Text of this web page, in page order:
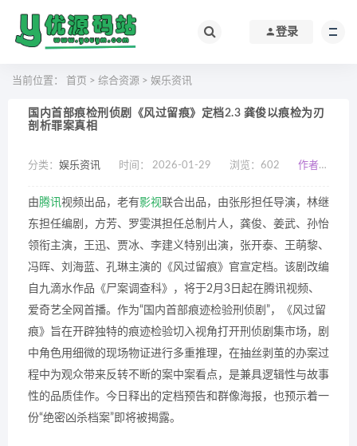
登录
当前位置： 首页 > 综合资源 > 娱乐资讯
国内首部痕检刑侦剧《风过留痕》定档2.3 龚俊以痕检为刃
剖析罪案真相
分类： 娱乐资讯 时间： 2026-01-29 浏览： 602 作者：小编
由腾讯视频出品，老有 影视联合出品，由张彤担任导演，林继
东担任编剧，方芳、罗雯淇担任总制片人，龚俊、姜武、孙怡
领衔主演，王迅、贾冰、李建义特别出演，张开泰、王萌黎、
冯晖、刘海蓝、孔琳主演的《风过留痕》官宣定档。该剧改编
自九滴水作品《尸案调查科》，将于2月3日起在腾讯视频、
爱奇艺全网首播。作为“国内首部痕迹检验刑侦剧”，《风过留
痕》旨在开辟独特的痕迹检验切入视角打开刑侦剧集市场，剧
中角色用细微的现场物证进行多重推理，在抽丝剥茧的办案过
程中为观众带来反转不断的案中案看点，是兼具逻辑性与故事
性的品质佳作。今日释出的定档预告和群像海报，也预示着一
份“绝密凶杀档案”即将被揭露。